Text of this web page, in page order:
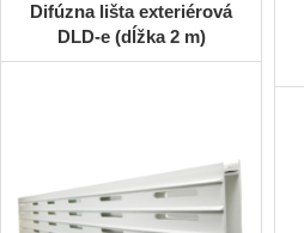
Difúzna lišta exteriérová
DLD-e (dĺžka 2 m)